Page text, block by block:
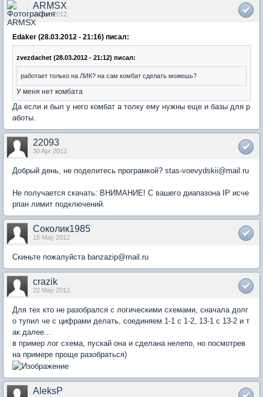
ARMSX
24 Apr 2012
Edaker (28.03.2012 - 21:16) писал:
zvezdachet (28.03.2012 - 21:12) писал:
работает только на ЛИК? на сам комбат сделать можешь?
У меня нет комбата
Да если и был у него комбат а толку ему нужны еще и базы для р
аботы.
22093
30 Apr 2012
Добрый день, не поделитесь програмкой? stas-voevydskii@mail.ru
Не получается скачать: ВНИМАНИЕ! С вашего диапазона IP исче
рпан лимит подключений.
Соколик1985
15 May 2012
Скиньте пожалуйста banzazip@mail.ru
crazik
22 May 2012
Для тех кто не разобрался с логическими схемами, сначала долг
о тупил че с цифрами делать, соединяем 1-1 с 1-2, 13-1 с 13-2 и т
ак далее...
в пример лог схема, пускай она и сделана нелепо, но посмотрев
на примере проще разобраться)
AleksP